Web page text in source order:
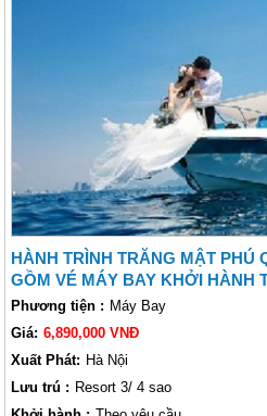
chi phí ăn uống cũng rất hợp lý. Hãy
HÀNH TRÌNH TRĂNG MẬT PHÚ
GỒM VÉ MÁY BAY KHỞI HÀNH
Phương tiện : Máy Bay
Giá: 6,890,000 VNĐ
Xuất Phát: Hà Nội
Lưu trú : Resort 3/ 4 sao